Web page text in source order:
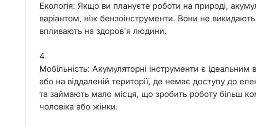
Екологія: Якщо ви плануєте роботи на природі,
варіантом, ніж бензоінструменти. Вони не
впливають на здоров'я людини.
4
Мобільність: Акумуляторні інструменти є ідеальним
або на віддаленій території, де немає доступу до
та займають мало місця, що зробить роботу більш
чоловіка або жінки.